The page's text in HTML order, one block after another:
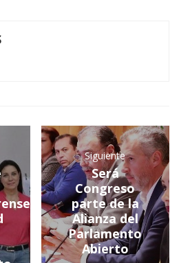
Siguiente
Será
Congreso
parte de la
Alianza del
Parlamento
Abierto